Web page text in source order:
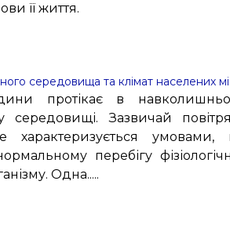
її життя.
середовища та клімат населених
протікає в
середовищі. Зазвичай
характеризується умовами,
перебігу
Одна.....